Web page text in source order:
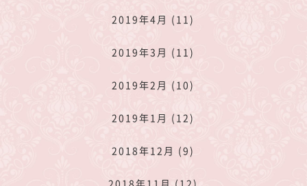
2019年4月 (11)
2019年3月 (11)
2019年2月 (10)
2019年1月 (12)
2018年12月 (9)
2018年11月 (12)